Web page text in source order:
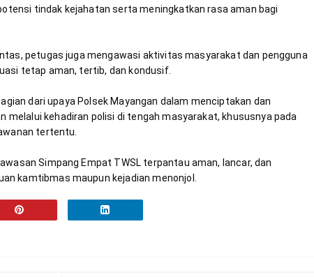
tindak kejahatan serta meningkatkan rasa aman bagi
petugas juga mengawasi aktivitas masyarakat dan pengguna
dari upaya Polsek Mayangan dalam menciptakan dan
kehadiran polisi di tengah masyarakat, khususnya pada
Simpang Empat TWSL terpantau aman, lancar, dan
kamtibmas maupun kejadian menonjol.